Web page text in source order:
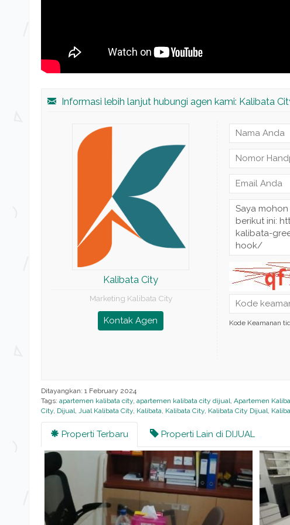
Informasi lebih lanjut hubungi agen kami: Kalibata
Kalibata City
Marketing Kalibata City
Kontak Agen Kode Keamanan
Ditayangkan: 1 February 2024
Tags: apartemen kalibata city, apartemen kalibata city dijual, Apartemen
City, Dijual, Jual Kalibata City, Kalibata, Kalibata City, Kalibata City Dijual,
Properti Terbaru Properti Lain di DIJUAL